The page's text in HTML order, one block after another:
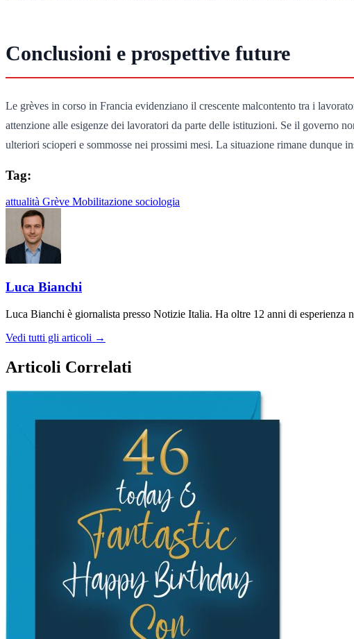
Conclusioni e prospettive future
Le grèves in corso in Francia evidenziano il crescente malcontento tra i
attenzione alle esigenze dei lavoratori da parte delle istituzioni. Se il governo
ulteriori scioperi e sommosse nei prossimi mesi. La situazione rimane dunque
Tag:
attualità Grève Mobilitazione sociologia
Luca Bianchi
Luca Bianchi è giornalista presso Notizie Italia. Ha oltre 12 anni di
Vedi tutti gli articoli →
Articoli Correlati